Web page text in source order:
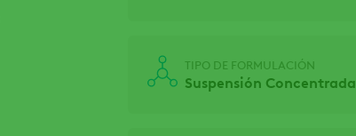
TIPO DE FORMULACIÓN
Suspensión Concentrada